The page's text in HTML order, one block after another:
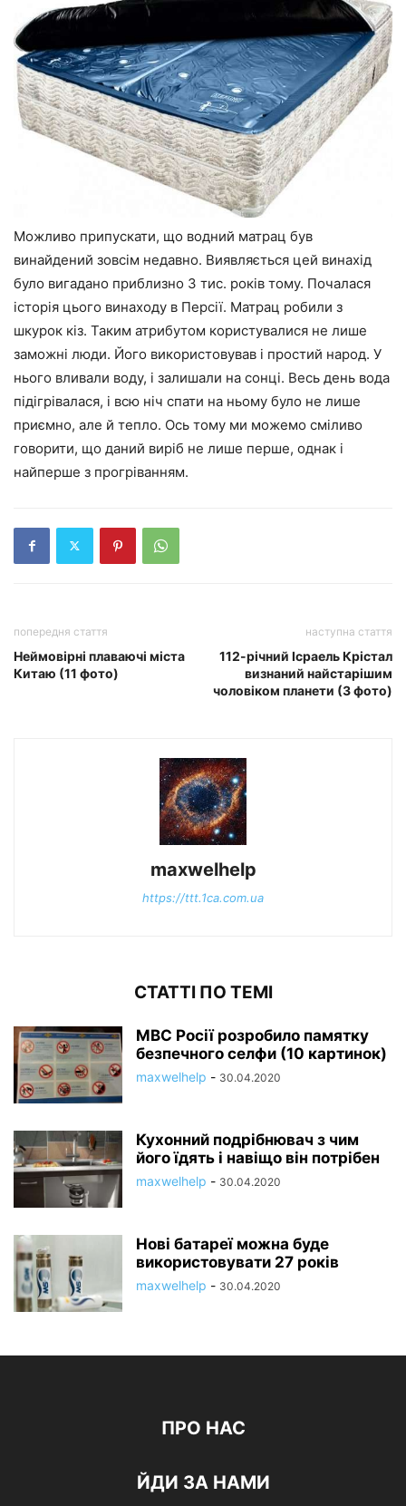
Можливо припускати, що водний матрац був
винайдений зовсім недавно. Виявляється цей винахід
було вигадано приблизно 3 тис. років тому. Почалася
історія цього винаходу в Персії. Матрац робили з
шкурок кіз. Таким атрибутом користувалися не лише
заможні люди. Його використовував і простий народ. У
нього вливали воду, і залишали на сонці. Весь день вода
підігрівалася, і всю ніч спати на ньому було не лише
приємно, але й тепло. Ось тому ми можемо сміливо
говорити, що даний виріб не лише перше, однак і
найперше з прогріванням.
попередня стаття
Неймовірні плаваючі міста
Китаю (11 фото)
наступна стаття
112-річний Ісраель Крістал
визнаний найстарішим
чоловіком планети (3 фото)
maxwelhelp
https://ttt.1ca.com.ua
СТАТТІ ПО ТЕМІ
МВС Росії розробило памятку
безпечного селфи (10 картинок)
maxwelhelp - 30.04.2020
Кухонний подрібнювач з чим
його їдять і навіщо він потрібен
maxwelhelp - 30.04.2020
Нові батареї можна буде
використовувати 27 років
maxwelhelp - 30.04.2020
ПРО НАС
ЙДИ ЗА НАМИ